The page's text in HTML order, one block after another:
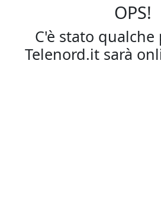
OPS!
C'è stato
Telenord.it sarà